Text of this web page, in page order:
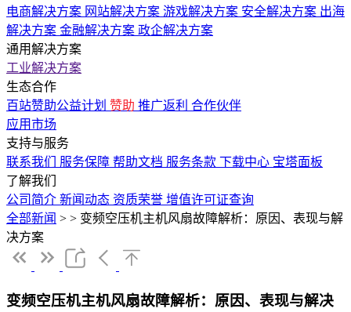
电商解决方案 网站解决方案 游戏解决方案 安全解决方案 出海
解决方案 金融解决方案 政企解决方案
通用解决方案
工业解决方案
生态合作
百站赞助公益计划 赞助 推广返利 合作伙伴
应用市场
支持与服务
联系我们
服务保障 帮助文档 服务条款 下载中心 宝塔面板
了解我们
公司简介 新闻动态 资质荣誉 增值许可证查询
全部新闻 > > 变频空压机主机风扇故障解析：原因、表现与解
决方案
变频空压机主机风扇故障解析：原因、表现与解决